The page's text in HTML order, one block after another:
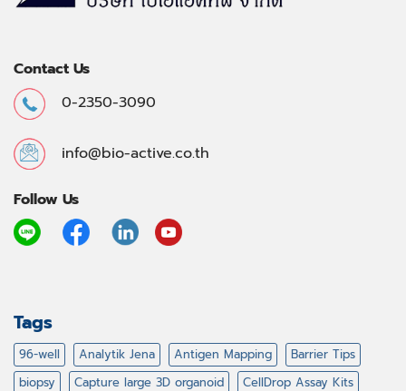
Contact Us
0-2350-3090
info@bio-active.co.th
Follow Us
Tags
96-well Analytik Jena Antigen Mapping
Barrier Tips
biopsy
Capture large 3D organoid
CellDrop Assay Kits